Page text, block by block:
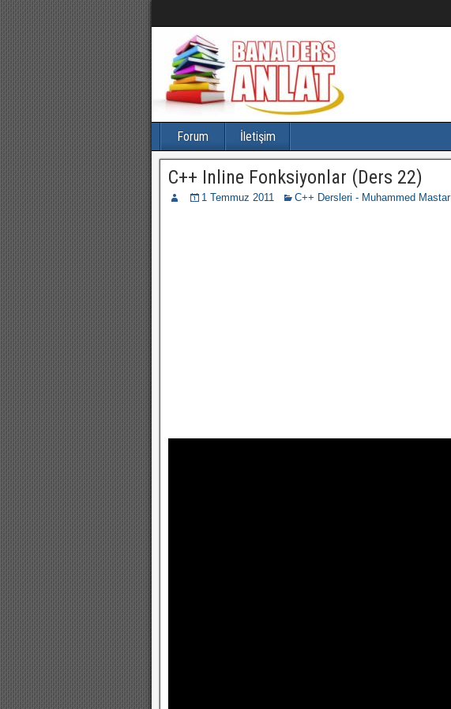
Forum İletişim
C++ Inline Fonksiyonlar (Ders 22)
1 Temmuz 2011 C++ Dersleri - Muhammed Mastar